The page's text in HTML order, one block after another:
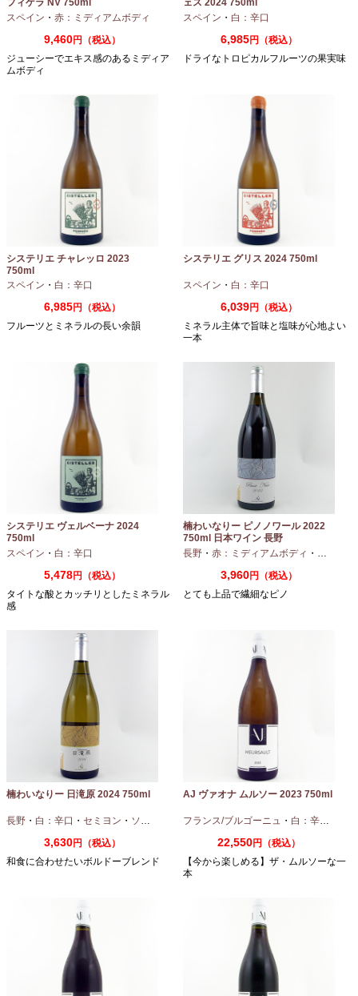
フィゲラ NV 750ml
（2022/2023）
スペイン ・ 赤：ミディアムボディ
9,460円（税込）
ジューシーでエキス感のあるミディア
ムボディ
ェス 2024 750ml
スペイン ・ 白：辛口
6,985円（税込）
ドライなトロピカルフルーツの果実味
システリエ チャレッロ 2023
750ml
スペイン ・ 白：辛口
6,985円（税込）
フルーツとミネラルの長い余韻
システリエ グリス 2024 750ml
スペイン ・ 白：辛口
6,039円（税込）
ミネラル主体で旨味と塩味が心地よい
一本
システリエ ヴェルベーナ 2024
750ml
スペイン ・ 白：辛口
5,478円（税込）
タイトな酸とカッチリとしたミネラル
感
楠わいなりー ピノノワール 2022
750ml 日本ワイン 長野
長野 ・ 赤：ミディアムボディ ・ ピノノワ
3,960円（税込）
とても上品で繊細なピノ
楠わいなりー 日滝原 2024 750ml
長野 ・ 白：辛口 ・ セミヨン ・ ソーヴィニオンブラン
3,630円（税込）
和食に合わせたいボルドーブレンド
AJ ヴァオナ ムルソー 2023 750ml
フランス/ブルゴーニュ ・ 白：辛口
22,550円（税込）
【今から楽しめる】ザ・ムルソーな一
本